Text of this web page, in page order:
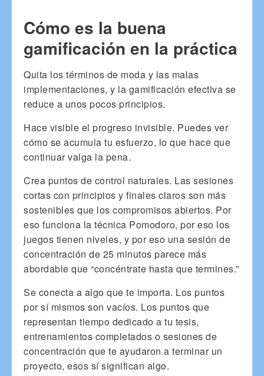
Cómo es la buena
gamificación en la práctica
Quita los términos de moda y las malas
implementaciones, y la gamificación efectiva se
reduce a unos pocos principios.
Hace visible el progreso invisible. Puedes ver
cómo se acumula tu esfuerzo, lo que hace que
continuar valga la pena.
Crea puntos de control naturales. Las sesiones
cortas con principios y finales claros son más
sostenibles que los compromisos abiertos. Por
eso funciona la técnica Pomodoro, por eso los
juegos tienen niveles, y por eso una sesión de
concentración de 25 minutos parece más
abordable que “concéntrate hasta que termines.”
Se conecta a algo que te importa. Los puntos
por sí mismos son vacíos. Los puntos que
representan tiempo dedicado a tu tesis,
entrenamientos completados o sesiones de
concentración que te ayudaron a terminar un
proyecto, esos sí significan algo.